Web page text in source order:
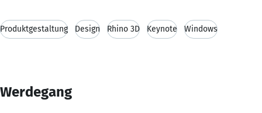
Produktgestaltung Design Rhino 3D Keynote Windows
Werdegang